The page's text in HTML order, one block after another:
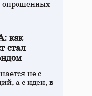
опрошенных
как
стал
не с
а с идеи, в